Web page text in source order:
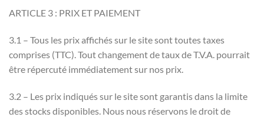
ARTICLE 3 : PRIX ET PAIEMENT
3.1 – Tous les prix affichés sur le site sont toutes taxes
comprises (TTC). Tout changement de taux de T.V.A. pourrait
être répercuté immédiatement sur nos prix.
3.2 – Les prix indiqués sur le site sont garantis dans la limite
des stocks disponibles. Nous nous réservons le droit de